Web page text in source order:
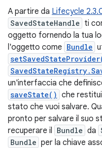
A partire da Lifecycle
SavedStateHandle ti
oggetto fornendo la tua
l'oggetto come Bundle
un'interfaccia che
saveState() che
stato che vuoi salvare.
pronto per salvare il suo
recuperare il Bundle da
Bundle per la chiave